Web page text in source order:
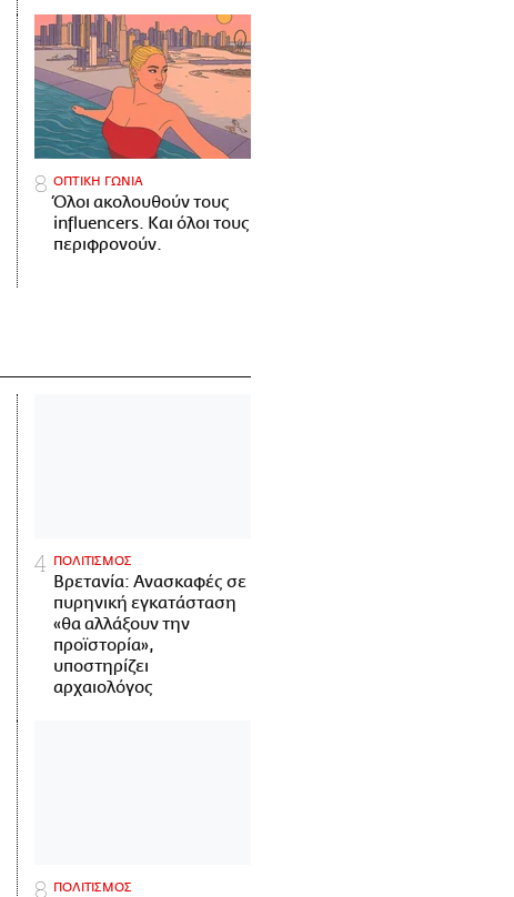
ΟΠΤΙΚΗ ΓΩΝΙΑ
Όλοι ακολουθούν τους
influencers. Και όλοι τους
περιφρονούν.
ΠΟΛΙΤΙΣΜΟΣ
Βρετανία: Ανασκαφές σε
πυρηνική εγκατάσταση
«θα αλλάξουν την
προϊστορία»,
υποστηρίζει
αρχαιολόγος
ΠΟΛΙΤΙΣΜΟΣ